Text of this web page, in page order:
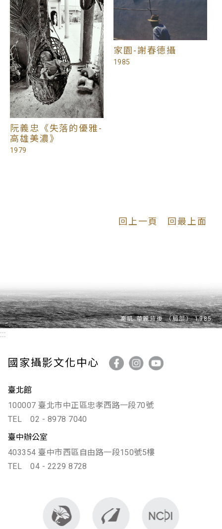
阮義忠《失落的優雅-
高雄美濃》
1979
家園-謝春德攝
1985
回上一頁 回最上面
:::
國家攝影文化中心
臺北館
100007 臺北市中正區忠孝西路一段70號
TEL
02 - 8978 7040
臺中辦公室
403354 臺中市西區自由路一段150號5樓
TEL
04 - 2229 8728